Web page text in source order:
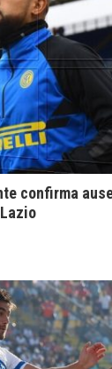
confirma